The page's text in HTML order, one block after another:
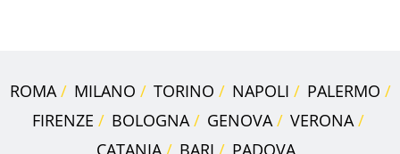
ROMA MILANO TORINO NAPOLI
PALERMO
FIRENZE
BOLOGNA GENOVA
VERONA
CATANIA
BARI PADOVA